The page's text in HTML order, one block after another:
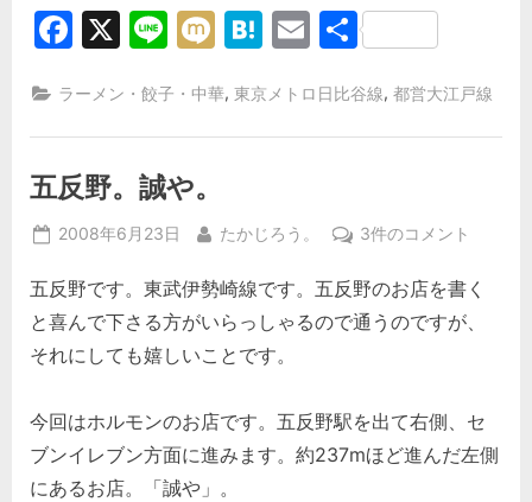
Facebook
X LineMixiHatena
Email
共
ラーメン・餃子・中華,東京メトロ日比谷線,都営大江戸線
五反野。誠や。
Posted
2008年6月23日 By
たかじろう。
五
野。
誠
3件のコメント
五反野です。東武伊勢崎線です。五反野のお店を書く
と喜んで下さる方がいらっしゃるので通うのですが、
それにしても嬉しいことです。
今回はホルモンのお店です。五反野駅を出て右側、セ
ブンイレブン方面に進みます。約237mほど進んだ左側
にあるお店。「誠や」。